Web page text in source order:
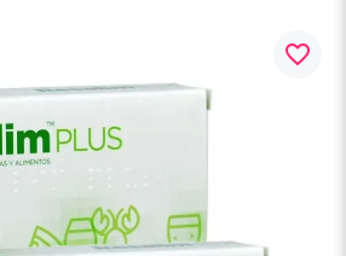
favorite_border